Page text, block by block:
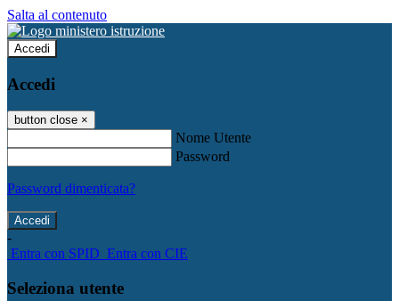
Salta al contenuto
Accedi
Accedi
button close ×
Nome Utente
Password
Password dimenticata?
-
Entra con SPID Entra con CIE
Seleziona utente